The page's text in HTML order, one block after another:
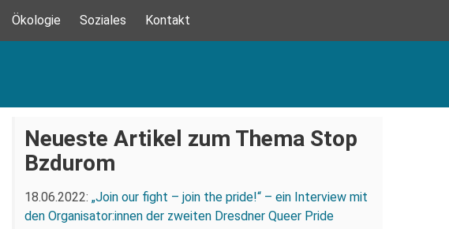
Ökologie Soziales Kontakt
Neueste Artikel zum Thema Stop
Bzdurom
18.06.2022: „Join our fight – join the pride!“ – ein Interview mit
den Organisator:innen der zweiten Dresdner Queer Pride